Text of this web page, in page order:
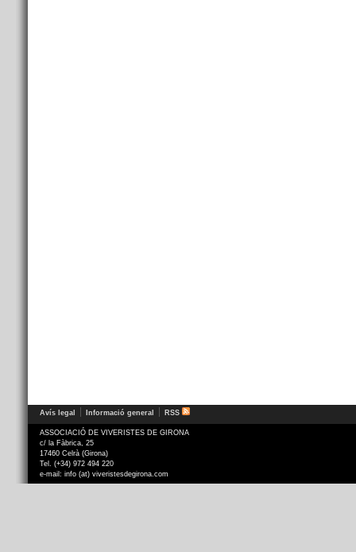
Avís legal Informació general RSS
ASSOCIACIÓ DE VIVERISTES DE GIRONA
c/ la Fàbrica, 25
17460 Celrà (Girona)
Tel. (+34) 972 494 220
e-mail: info (at) viveristesdegirona.com